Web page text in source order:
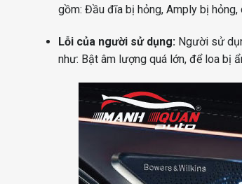
gồm: Đầu đĩa bị hỏng, Amply bị
Lỗi của người sử dụng:Người sử
như: Bật âm lượng quá lớn, để loa bị